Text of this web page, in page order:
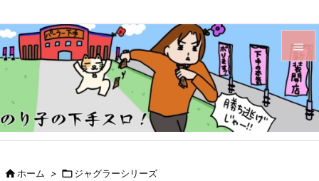


メニュ

サイド
ホーム > ジャグラーシリーズ